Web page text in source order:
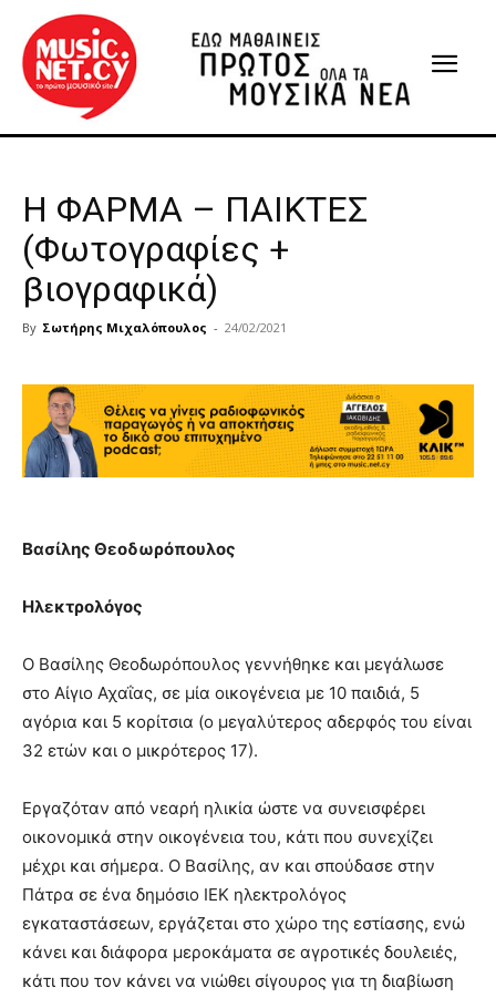
Η ΦΑΡΜΑ – ΠΑΙΚΤΕΣ
(Φωτογραφίες +
βιογραφικά)
By Σωτήρης Μιχαλόπουλος - 24/02/2021
Βασίλης Θεοδωρόπουλος
Ηλεκτρολόγος
Ο Βασίλης Θεοδωρόπουλος γεννήθηκε και μεγάλωσε
στο Αίγιο Αχαΐας, σε μία οικογένεια με 10 παιδιά, 5
αγόρια και 5 κορίτσια (ο μεγαλύτερος αδερφός του είναι
32 ετών και ο μικρότερος 17).
Εργαζόταν από νεαρή ηλικία ώστε να συνεισφέρει
οικονομικά στην οικογένεια του, κάτι που συνεχίζει
μέχρι και σήμερα. Ο Βασίλης, αν και σπούδασε στην
Πάτρα σε ένα δημόσιο ΙΕΚ ηλεκτρολόγος
εγκαταστάσεων, εργάζεται στο χώρο της εστίασης, ενώ
κάνει και διάφορα μεροκάματα σε αγροτικές δουλειές,
κάτι που τον κάνει να νιώθει σίγουρος για τη διαβίωση